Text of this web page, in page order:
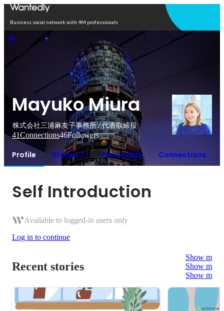
Business social network with 4M professionals
Mayuko Miura
株式会社三浦麻友子事務所 / 代表取締役
41Connections46Followers
Profile Stories 7 Personality Connections
Self Introduction
Available to logged-in users only
Log in to continue
Recent stories
Show more
Show more
Show more